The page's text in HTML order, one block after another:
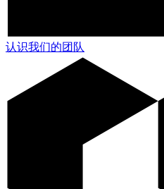
认识我们的团队